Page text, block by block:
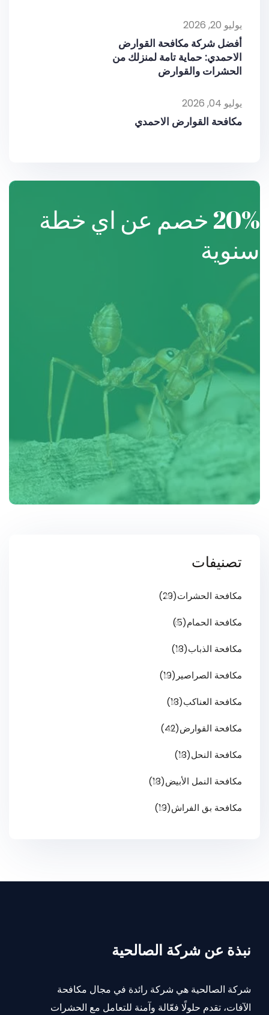
يوليو 20, 2026
أفضل شركة مكافحة القوارض
الاحمدي: حماية تامة لمنزلك من
الحشرات والقوارض
يوليو 04, 2026
مكافحة القوارض الاحمدي
20% خصم
عن اي خطة
سنوية
تصنيفات
مكافحة الحشرات(29)
مكافحة الحمام(5)
مكافحة الذباب(18)
مكافحة الصراصير (19)
مكافحة العناكب(18)
مكافحة القوارض(42)
مكافحة النحل(18)
مكافحة النمل الأبيض(18)
مكافحة بق الفراش(19)
نبذة عن شركة الصالحية
شركة الصالحية هي شركة رائدة في مجال مكافحة
الآفات، تقدم حلولًا فعّالة وآمنة للتعامل مع الحشرات